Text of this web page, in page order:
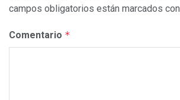
campos obligatorios están marcados con
Comentario *